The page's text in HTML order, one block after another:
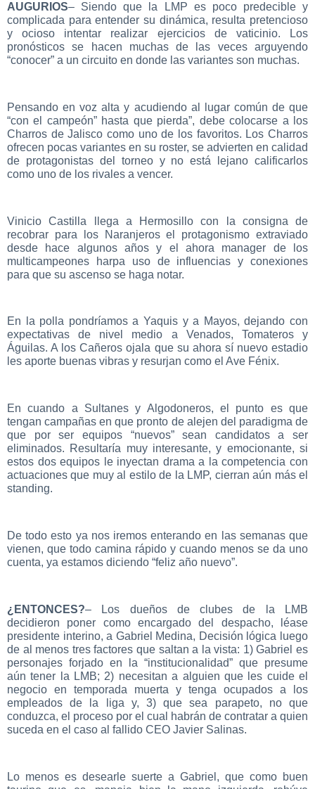
AUGURIOS– Siendo que la LMP es poco predecible y
complicada para entender su dinámica, resulta pretencioso
y ocioso intentar realizar ejercicios de vaticinio. Los
pronósticos se hacen muchas de las veces arguyendo
“conocer” a un circuito en donde las variantes son muchas.
Pensando en voz alta y acudiendo al lugar común de que
“con el campeón” hasta que pierda”, debe colocarse a los
Charros de Jalisco como uno de los favoritos. Los Charros
ofrecen pocas variantes en su roster, se advierten en calidad
de protagonistas del torneo y no está lejano calificarlos
como uno de los rivales a vencer.
Vinicio Castilla llega a Hermosillo con la consigna de
recobrar para los Naranjeros el protagonismo extraviado
desde hace algunos años y el ahora manager de los
multicampeones harpa uso de influencias y conexiones
para que su ascenso se haga notar.
En la polla pondríamos a Yaquis y a Mayos, dejando con
expectativas de nivel medio a Venados, Tomateros y
Águilas. A los Cañeros ojala que su ahora sí nuevo estadio
les aporte buenas vibras y resurjan como el Ave Fénix.
En cuando a Sultanes y Algodoneros, el punto es que
tengan campañas en que pronto de alejen del paradigma de
que por ser equipos “nuevos” sean candidatos a ser
eliminados. Resultaría muy interesante, y emocionante, si
estos dos equipos le inyectan drama a la competencia con
actuaciones que muy al estilo de la LMP, cierran aún más el
standing.
De todo esto ya nos iremos enterando en las semanas que
vienen, que todo camina rápido y cuando menos se da uno
cuenta, ya estamos diciendo “feliz año nuevo”.
¿ENTONCES?– Los dueños de clubes de la LMB
decidieron poner como encargado del despacho, léase
presidente interino, a Gabriel Medina, Decisión lógica luego
de al menos tres factores que saltan a la vista: 1) Gabriel es
personajes forjado en la “institucionalidad” que presume
aún tener la LMB; 2) necesitan a alguien que les cuide el
negocio en temporada muerta y tenga ocupados a los
empleados de la liga y, 3) que sea parapeto, no que
conduzca, el proceso por el cual habrán de contratar a quien
suceda en el caso al fallido CEO Javier Salinas.
Lo menos es desearle suerte a Gabriel, que como buen